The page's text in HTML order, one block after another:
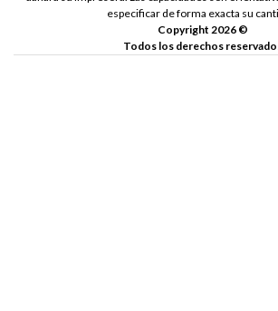
especificar de forma exacta su
Copyright 2026 ©
Todos los derechos